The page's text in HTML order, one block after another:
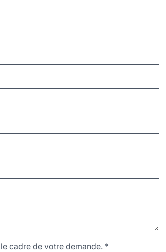
cadre de votre demande. *